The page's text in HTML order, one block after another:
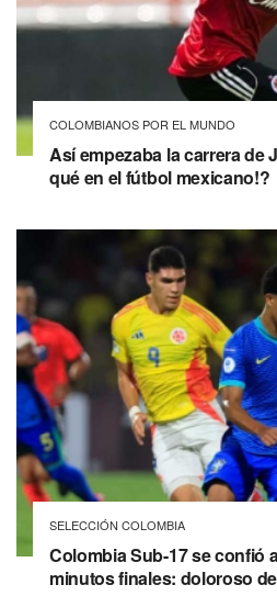
COLOMBIANOS POR EL MUNDO
Así empezaba la carrera de
qué en el fútbol mexicano!?
SELECCIÓN COLOMBIA
Colombia Sub-17 se confió
minutos finales: doloroso